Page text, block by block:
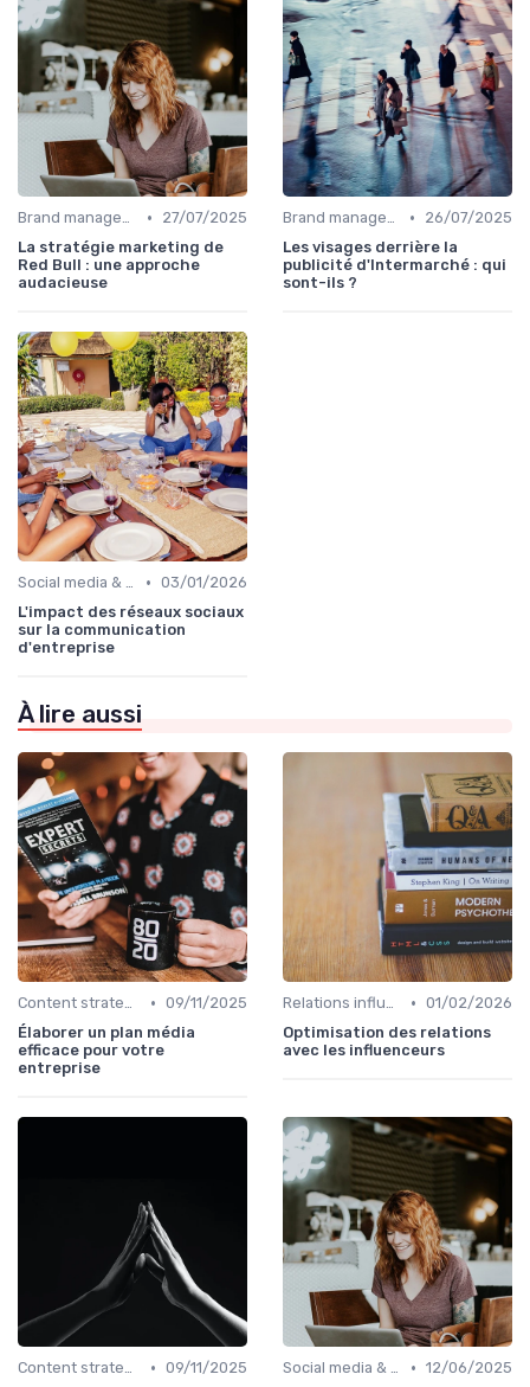
Brand management & branding •
27/07/2025
La stratégie marketing de
Red Bull : une approche
audacieuse
Brand management & branding •
26/07/2025
Les visages derrière la
publicité d'Intermarché : qui
sont-ils ?
Social media & e-réputation • 03/01/2026
L'impact des réseaux sociaux
sur la communication
d'entreprise
À lire aussi
Content strategy & content marketing • 09/11/2025
Élaborer un plan média
efficace pour votre
entreprise
Relations influenceurs & leaders d’opinion • 01/02/2026
Optimisation des relations
avec les influenceurs
Content strategy & content marketing • 09/11/2025
Social media & e-réputation • 12/06/2025